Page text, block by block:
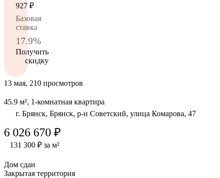
927 ₽
Базовая
ставка
17.9%
Получить
скидку
13 мая, 210 просмотров
45.9 м², 1-комнатная квартира
г. Брянск, Брянск, р-н Советский, улица Комарова, 47
6 026 670 ₽
131 300 ₽ за м²
Дом сдан
Закрытая территория